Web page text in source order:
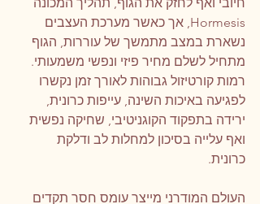
Hormesis, אך כאשר מערכת העצבים
נשארת במצב מתמשך של עוררות, הגוף
מתחיל לשלם מחיר פיזי ונפשי משמעותי.
רמות קורטיזול גבוהות לאורך זמן נקשרו
לפגיעה באיכות השינה, עייפות כרונית,
ירידה בתפקוד הקוגניטיבי, שחיקה נפשית
ואף עלייה בסיכון למחלות לב ודלקת
כרונית.
העולם המודרני מייצר עומס חסר תקדים